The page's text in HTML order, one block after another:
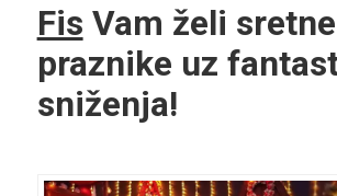
Fis Vam želi sretne
praznike uz
sniženja!